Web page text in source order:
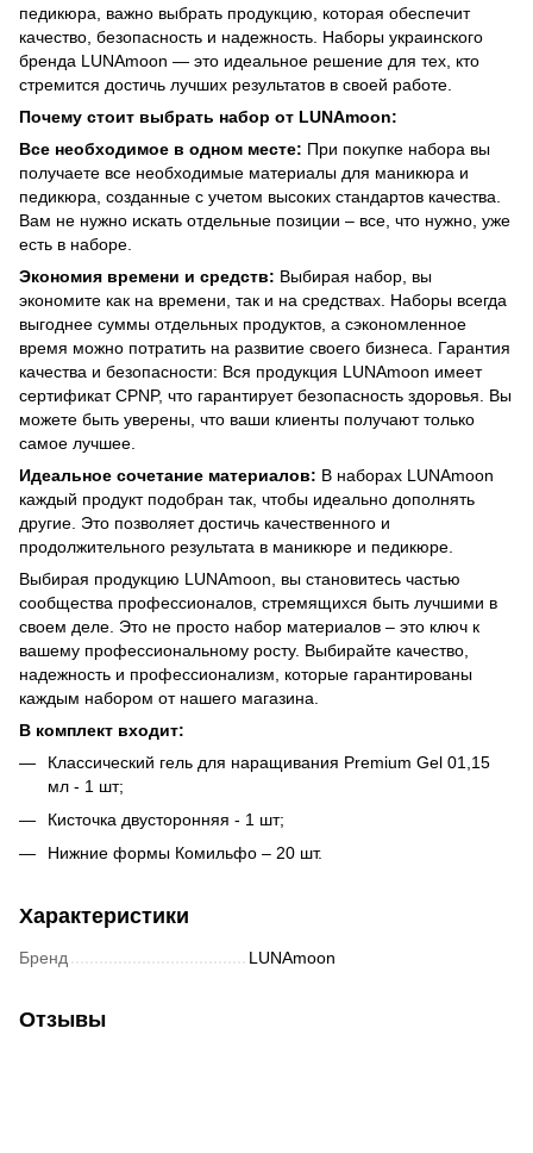
педикюра, важно выбрать продукцию, которая обеспечит
качество, безопасность и надежность. Наборы украинского
бренда LUNAmoon — это идеальное решение для тех, кто
стремится достичь лучших результатов в своей работе.
Почему стоит выбрать набор от LUNAmoon:
Все необходимое в одном месте: При покупке набора вы
получаете все необходимые материалы для маникюра и
педикюра, созданные с учетом высоких стандартов качества.
Вам не нужно искать отдельные позиции – все, что нужно, уже
есть в наборе.
Экономия времени и средств: Выбирая набор, вы
экономите как на времени, так и на средствах. Наборы всегда
выгоднее суммы отдельных продуктов, а сэкономленное
время можно потратить на развитие своего бизнеса. Гарантия
качества и безопасности: Вся продукция LUNAmoon имеет
сертификат CPNP, что гарантирует безопасность здоровья. Вы
можете быть уверены, что ваши клиенты получают только
самое лучшее.
Идеальное сочетание материалов: В наборах LUNAmoon
каждый продукт подобран так, чтобы идеально дополнять
другие. Это позволяет достичь качественного и
продолжительного результата в маникюре и педикюре.
Выбирая продукцию LUNAmoon, вы становитесь частью
сообщества профессионалов, стремящихся быть лучшими в
своем деле. Это не просто набор материалов – это ключ к
вашему профессиональному росту. Выбирайте качество,
надежность и профессионализм, которые гарантированы
каждым набором от нашего магазина.
В комплект входит:
Классический гель для наращивания Premium Gel 01,15
мл - 1 шт;
Кисточка двусторонняя - 1 шт;
Нижние формы Комильфо – 20 шт.
Характеристики
Бренд LUNAmoon
Отзывы